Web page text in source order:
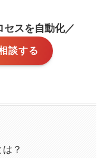
セスを自動化／
談する
？